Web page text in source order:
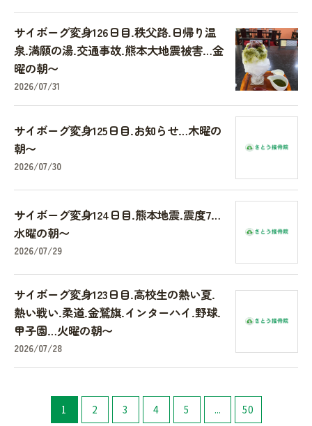
サイボーグ変身126日目.秩父路.日帰り温
泉.満願の湯.交通事故.熊本大地震被害…金
曜の朝〜
2026/07/31
サイボーグ変身125日目.お知らせ…木曜の
朝〜
2026/07/30
サイボーグ変身124日目.熊本地震.震度7…
水曜の朝〜
2026/07/29
サイボーグ変身123日目.高校生の熱い夏.
熱い戦い.柔道.金鷲旗.インターハイ.野球.
甲子園…火曜の朝〜
2026/07/28
1 2 3 4 5 ... 50